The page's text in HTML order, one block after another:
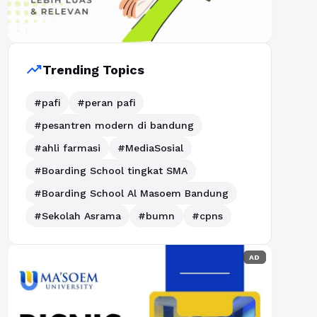
trending_upTrending Topics
#pafi
#peran pafi
#pesantren modern di bandung
#ahli farmasi
#MediaSosial
#Boarding School tingkat SMA
#Boarding School Al Masoem Bandung
#Sekolah Asrama
#bumn #cpns
AD